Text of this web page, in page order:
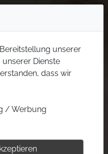
unserer
Dienste
dass wir
/ Werbung